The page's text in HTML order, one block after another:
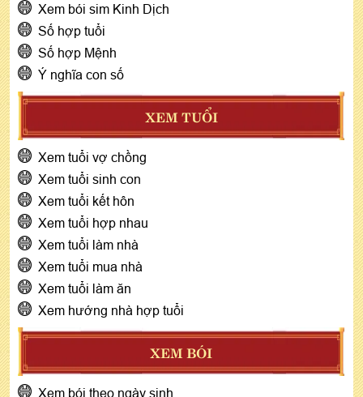
Xem bói sim Kinh Dịch
Số hợp tuổi
Số hợp Mệnh
Ý nghĩa con số
XEM TUỔI
Xem tuổi vợ chồng
Xem tuổi sinh con
Xem tuổi kết hôn
Xem tuổi hợp nhau
Xem tuổi làm nhà
Xem tuổi mua nhà
Xem tuổi làm ăn
Xem hướng nhà hợp tuổi
XEM BÓI
Xem bói theo ngày sinh